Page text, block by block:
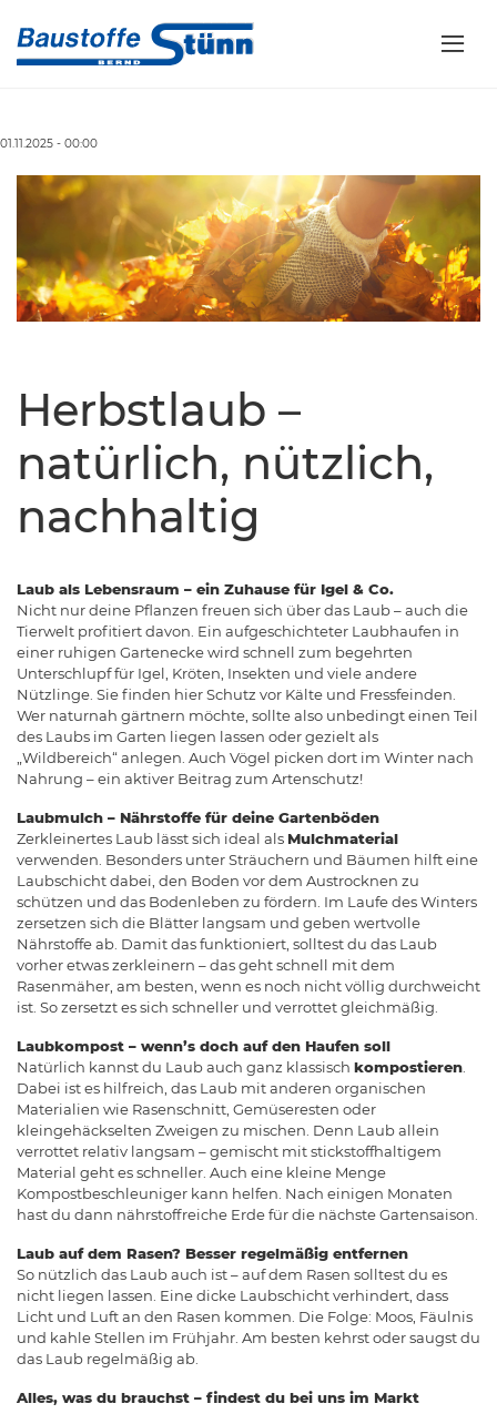
01.11.2025 - 00:00
Herbstlaub –
natürlich, nützlich,
nachhaltig
Laub als Lebensraum – ein Zuhause für Igel & Co.
Nicht nur deine Pflanzen freuen sich über das Laub – auch die
Tierwelt profitiert davon. Ein aufgeschichteter Laubhaufen in
einer ruhigen Gartenecke wird schnell zum begehrten
Unterschlupf für Igel, Kröten, Insekten und viele andere
Nützlinge. Sie finden hier Schutz vor Kälte und Fressfeinden.
Wer naturnah gärtnern möchte, sollte also unbedingt einen Teil
des Laubs im Garten liegen lassen oder gezielt als
„Wildbereich“ anlegen. Auch Vögel picken dort im Winter nach
Nahrung – ein aktiver Beitrag zum Artenschutz!
Laubmulch – Nährstoffe für deine Gartenböden
Zerkleinertes Laub lässt sich ideal als Mulchmaterial
verwenden. Besonders unter Sträuchern und Bäumen hilft eine
Laubschicht dabei, den Boden vor dem Austrocknen zu
schützen und das Bodenleben zu fördern. Im Laufe des Winters
zersetzen sich die Blätter langsam und geben wertvolle
Nährstoffe ab. Damit das funktioniert, solltest du das Laub
vorher etwas zerkleinern – das geht schnell mit dem
Rasenmäher, am besten, wenn es noch nicht völlig durchweicht
ist. So zersetzt es sich schneller und verrottet gleichmäßig.
Laubkompost – wenn’s doch auf den Haufen soll
Natürlich kannst du Laub auch ganz klassisch kompostieren
Dabei ist es hilfreich, das Laub mit anderen organischen
Materialien wie Rasenschnitt, Gemüseresten oder
kleingehäckselten Zweigen zu mischen. Denn Laub allein
verrottet relativ langsam – gemischt mit stickstoffhaltigem
Material geht es schneller. Auch eine kleine Menge
Kompostbeschleuniger kann helfen. Nach einigen Monaten
hast du dann nährstoffreiche Erde für die nächste Gartensaison.
Laub auf dem Rasen? Besser regelmäßig entfernen
So nützlich das Laub auch ist – auf dem Rasen solltest du es
nicht liegen lassen. Eine dicke Laubschicht verhindert, dass
Licht und Luft an den Rasen kommen. Die Folge: Moos, Fäulnis
und kahle Stellen im Frühjahr. Am besten kehrst oder saugst du
das Laub regelmäßig ab.
Alles, was du brauchst – findest du bei uns im Markt